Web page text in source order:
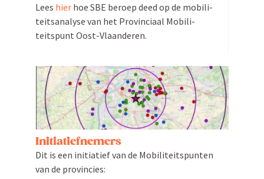
Lees hierhoe SBE beroep deed op de mobili­
teits­analyse van het Provin­ciaal Mobili­
teitspunt Oost-Vlaanderen.
Initi­a­tief­nemers
Dit is een initi­atief van de Mobili­teits­punten
van de provincies: